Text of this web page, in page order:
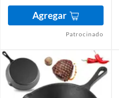
Agregar
Patrocinado